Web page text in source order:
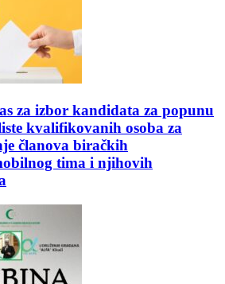
za izbor kandidata za popunu
kvalifikovanih osoba za
članova biračkih
tima i njihovih